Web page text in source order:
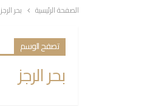
الصفحة الرئيسية بحر الرجز
تصفح الوسم
بحر الرجز